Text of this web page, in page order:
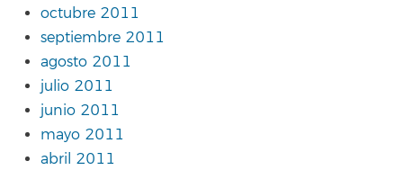
octubre 2011
septiembre 2011
agosto 2011
julio 2011
junio 2011
mayo 2011
abril 2011